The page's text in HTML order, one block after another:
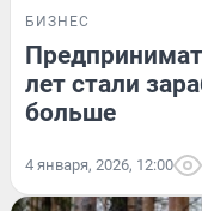
БИЗНЕС
лет стали
больше
4 января, 2026, 12:00